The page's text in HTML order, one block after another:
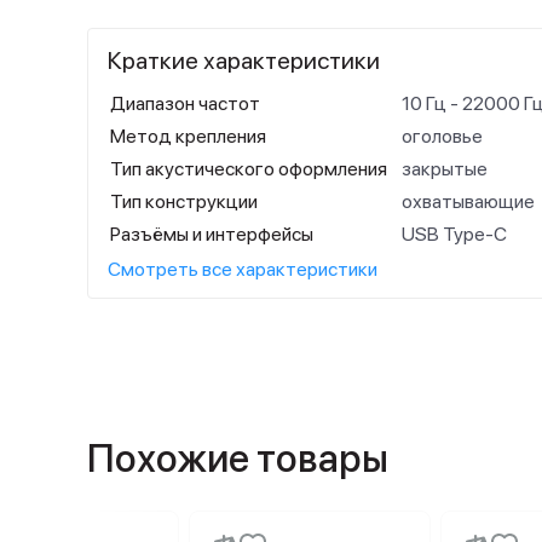
Краткие характеристики
Диапазон частот
10 Гц - 22000
Метод крепления
оголовье
Тип акустического оформления
закрытые
Тип конструкции
охватывающие
Разъёмы и интерфейсы
USB Type-C
Смотреть все характеристики
Похожие товары